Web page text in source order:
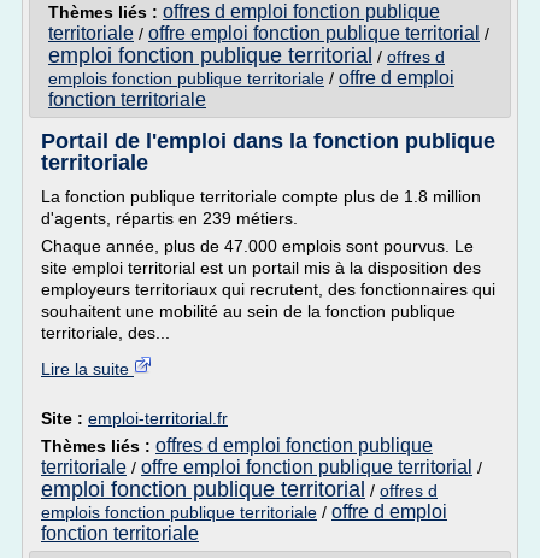
Thèmes liés : offres d emploi fonction publique
territoriale / offre emploi fonction publique territorial /
emploi fonction publique territorial / offres d
emplois fonction publique territoriale / offre d emploi
fonction territoriale
Portail de l'emploi dans la fonction publique
territoriale
La fonction publique territoriale compte plus de 1.8 million
d'agents, répartis en 239 métiers.
Chaque année, plus de 47.000 emplois sont pourvus. Le
site emploi territorial est un portail mis à la disposition des
employeurs territoriaux qui recrutent, des fonctionnaires qui
souhaitent une mobilité au sein de la fonction publique
territoriale, des...
Lire la suite
Site : emploi-territorial.fr
Thèmes liés : offres d emploi fonction publique
territoriale / offre emploi fonction publique territorial /
emploi fonction publique territorial / offres d
emplois fonction publique territoriale / offre d emploi
fonction territoriale